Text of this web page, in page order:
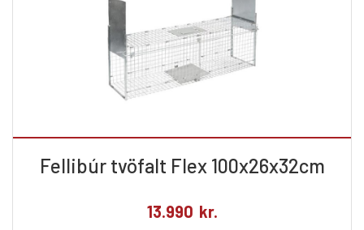
Fellibúr tvöfalt Flex 100x26x32cm
13.990 kr.